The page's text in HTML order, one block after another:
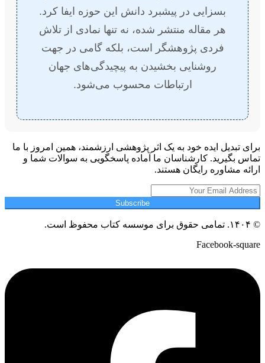
بسزایی در پیشبرد دانش این حوزه ایفا کرد.
هر مقاله منتشر شده، نه تنها نمادی از تلاش
فردی پژوهشگر است، بلکه گامی در جهت
روشنایی بخشیدن به پیچیدگی‌های جهان
ارتباطات محسوب می‌شود.
برای تبدیل ایده خود به یک اثر پژوهشی ارزشمند، همین امروز با ما
تماس بگیرید. کارشناسان ما آماده پاسخگویی به سوالات شما و
ارائه مشاوره رایگان هستند.
Subscribe
© ۱۴۰۴. تمامی حقوق برای موسسه کتاب محفوظ است.
Facebook-square